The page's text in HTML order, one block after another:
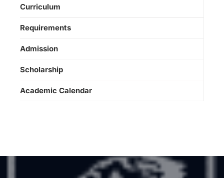
Curriculum
Requirements
Admission
Scholarship
Academic Calendar